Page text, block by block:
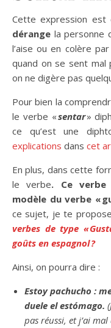
Cette expression est
dérange la personne
l’aise ou en colère
quand on se sent mal
on ne digère pas
Pour bien la
le verbe «sentar»
ce qu’est une
explications dans cet
En plus, dans cette
le verbe. Ce
modèle du verbe «
ce sujet, je te
verbes de type «
goûts en espagnol ?
Ainsi, on pourra dire :
Estoy pachucho :
duele el estómago.
pas réussi, et j’ai